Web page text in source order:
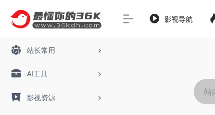
站长常用
AI工具
影视资源
影视导航